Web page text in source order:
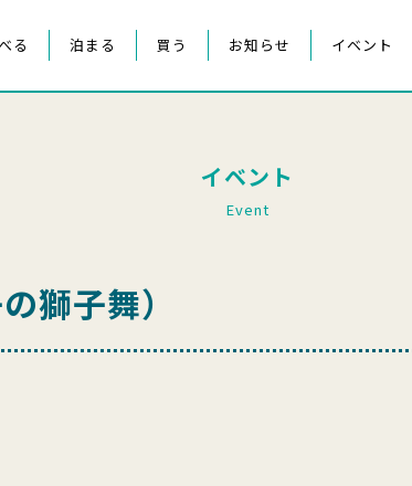
る 泊まる 買う お知らせ イベント
イベント
Event
獅子舞）